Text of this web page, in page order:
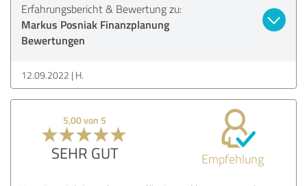
Erfahrungsbericht & Bewertung zu:
Markus Posniak Finanzplanung
Bewertungen
12.09.2022 H.
5,00 von 5
SEHR GUT Empfehlung